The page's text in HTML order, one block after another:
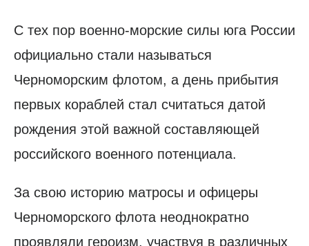
С тех пор военно-морские силы юга России
официально стали называться
Черноморским флотом, а день прибытия
первых кораблей стал считаться датой
рождения этой важной составляющей
российского военного потенциала.
За свою историю матросы и офицеры
Черноморского флота неоднократно
проявляли героизм, участвуя в различных